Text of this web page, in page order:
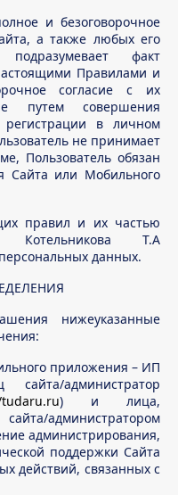
и безоговорочное
а также любых его
факт
Правилами и
согласие с их
путем совершения
в личном
не принимает
Пользователь обязан
Сайта или Мобильного
правил и их частью
Т.А
данных.
нижеуказанные
приложения – ИП
администратор
) и лица,
администратором
администрирования,
поддержки Сайта
действий, связанных с